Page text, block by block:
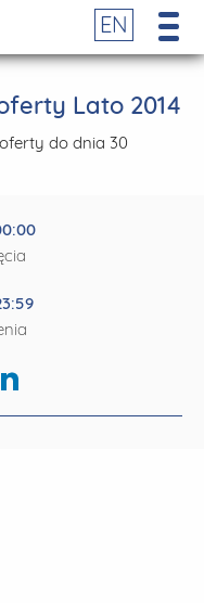
EN
Lato 2014
do dnia 30